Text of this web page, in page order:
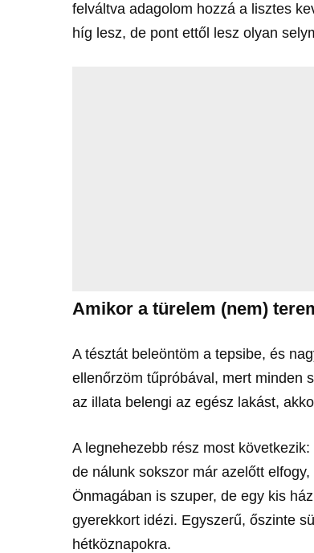
felváltva adagolom hozzá a lisztes
híg lesz, de pont ettől lesz olyan
Amikor a türelem (nem)
A tésztát beleöntöm a tepsibe, és
ellenőrzöm tűpróbával, mert minden
az illata belengi az egész lakást,
A legnehezebb rész most
de nálunk sokszor már azelőtt
Önmagában is szuper, de egy kis
gyerekkort idézi. Egyszerű, őszinte
hétköznapokra.